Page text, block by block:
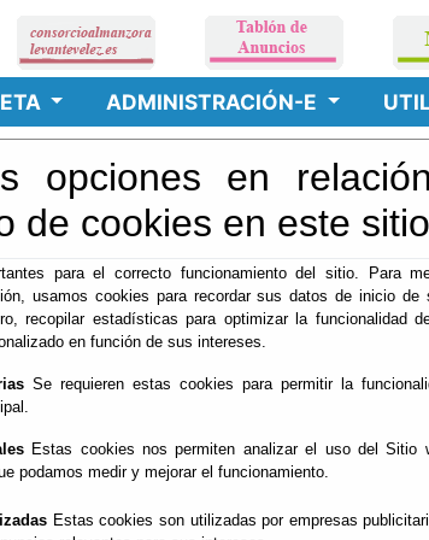
opciones en
de cookies en este sitio
para el correcto funcionamiento del sitio. Para
usamos cookies para recordar sus datos de inicio de
recopilar estadísticas para optimizar la funcionalidad
en función de sus intereses.
Se requieren estas cookies para permitir la
Estas cookies nos permiten analizar el uso del Sitio
podamos medir y mejorar el funcionamiento.
Estas cookies son utilizadas por empresas
ADMINISTRACIÓN-E
2026 13:58:15
relativa a la actividad contractual del Consorcio
por vía telemática, accediendo a su
VÉLEZ PARA LA RECOGIDA DE RSU en la
PARA LA RECOGIDA DE RSU en la PCSP
PARA LA RECOGIDA DE RSU en la PCSP